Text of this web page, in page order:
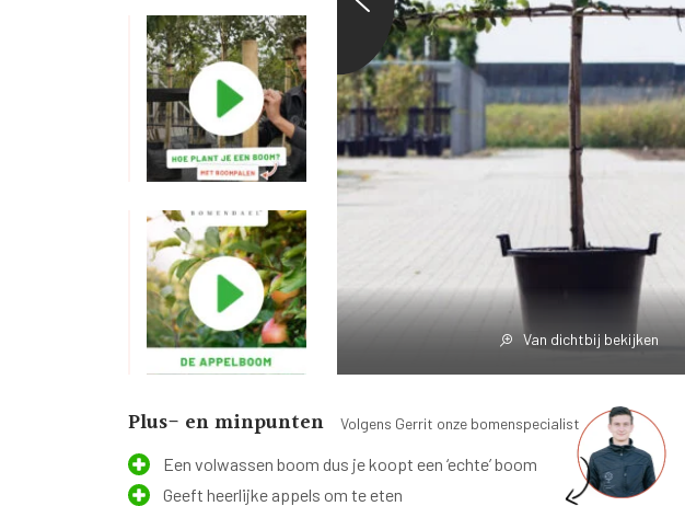
Van dichtbij bekijken
Plus- en minpunten Volgens Gerrit onze bomenspecialist
Een volwassen boom dus je koopt een ‘echte’ boom
Geeft heerlijke appels om te eten